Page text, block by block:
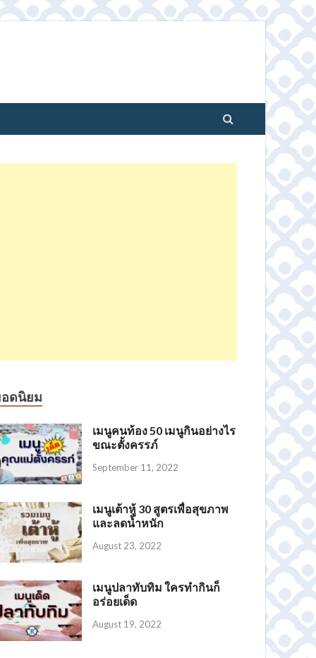
ดนิยม
เมนูคนท้อง 50 เมนูกินอย่างไร
ขณะตั้งครรภ์
September 11, 2022
เมนูเต้าหู้ 30 สูตรเพื่อสุขภาพ
และลดน้ำหนัก
August 23, 2022
เมนูปลาทับทิม ใครทำกินก็
อร่อยเด็ด
August 19, 2022